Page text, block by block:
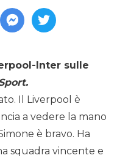
Inter sulle
Il Liverpool è
a vedere la mano
è bravo. Ha
squadra vincente e